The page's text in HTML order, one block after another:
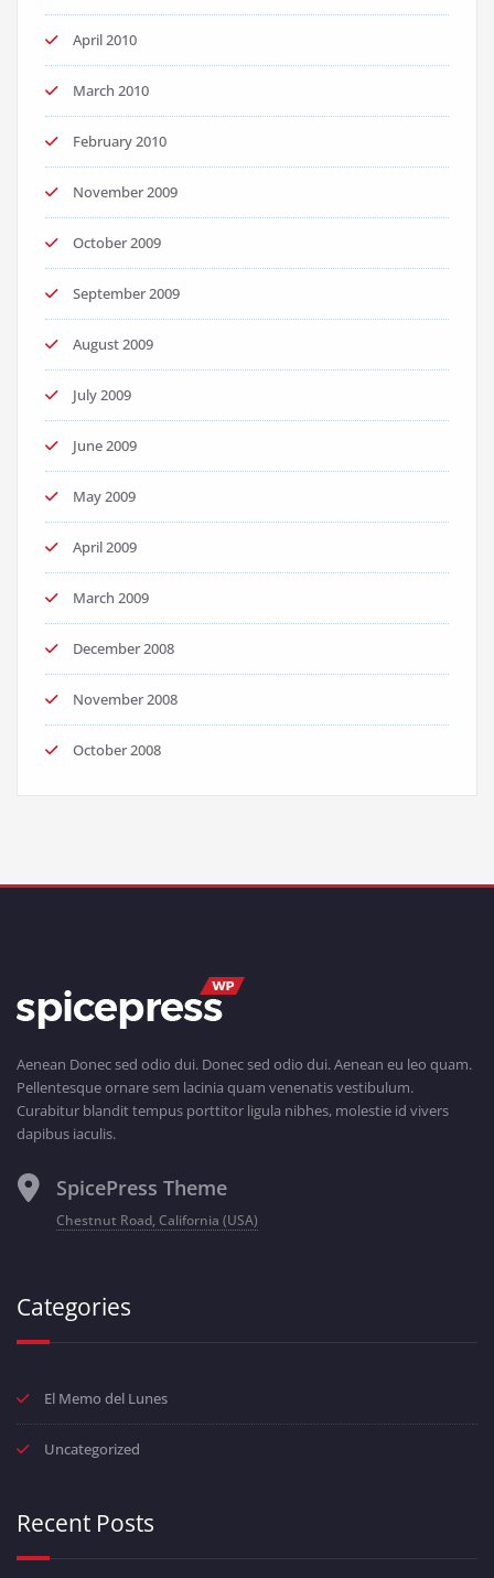
April 2010
March 2010
February 2010
November 2009
October 2009
September 2009
August 2009
July 2009
June 2009
May 2009
April 2009
March 2009
December 2008
November 2008
October 2008
Aenean Donec sed odio dui. Donec sed odio dui. Aenean eu leo quam.
Pellentesque ornare sem lacinia quam venenatis vestibulum.
Curabitur blandit tempus porttitor ligula nibhes, molestie id vivers
dapibus iaculis.
SpicePress Theme
Chestnut Road, California (USA)
Categories
El Memo del Lunes
Uncategorized
Recent Posts